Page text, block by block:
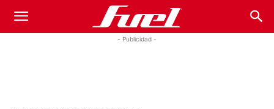
Fuel
- Publicidad -